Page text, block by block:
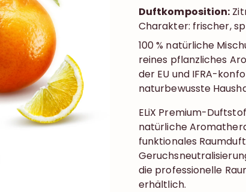
Duftkomposition:
Charakter: frischer,
100 % natürliche
reines pflanzliches
der EU und IFRA-
naturbewusste
ELiX Premium-
natürliche
funktionales
die professionelle
erhältlich.